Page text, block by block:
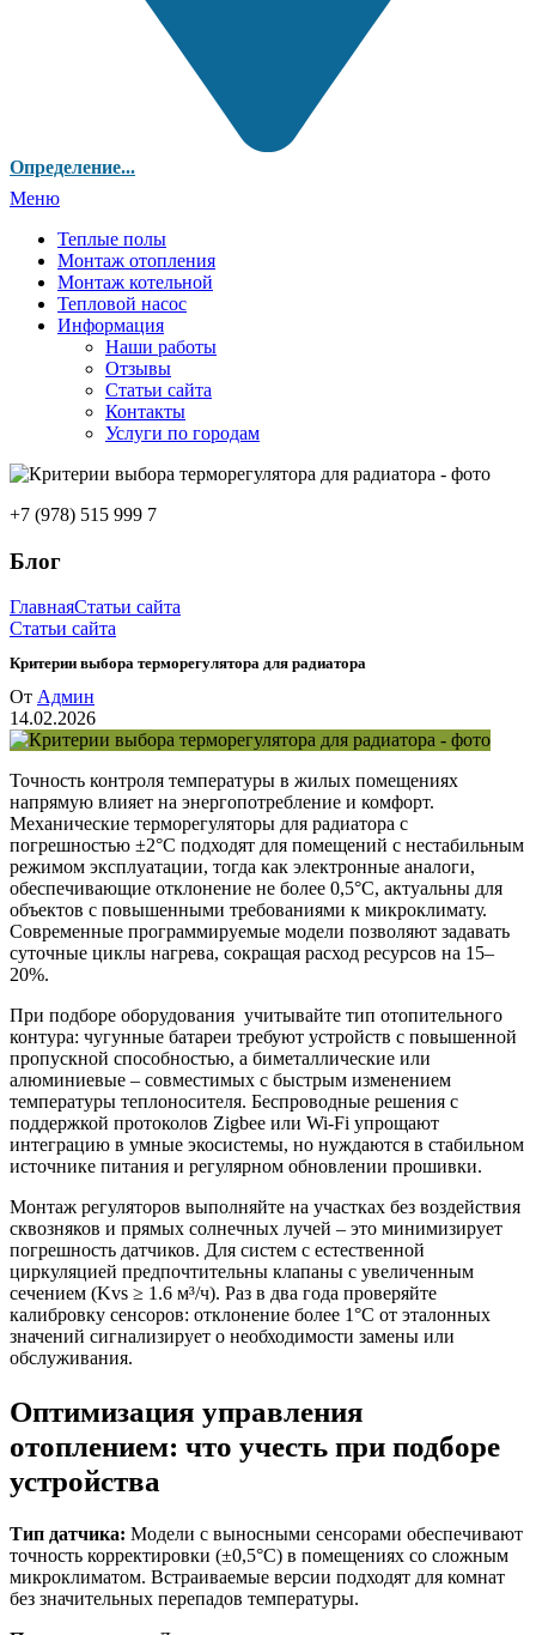
Определение...
Меню
Теплые полы
Монтаж отопления
Монтаж котельной
Тепловой насос
Информация
Наши работы
Отзывы
Статьи сайта
Контакты
Услуги по городам
+7 (978) 515 999 7
Блог
ГлавнаяСтатьи сайта
Статьи сайта
Критерии выбора терморегулятора для радиатора
От Админ
14.02.2026
Точность контроля температуры в жилых помещениях
напрямую влияет на энергопотребление и комфорт.
Механические терморегуляторы для радиатора с
погрешностью ±2°C подходят для помещений с нестабильным
режимом эксплуатации, тогда как электронные аналоги,
обеспечивающие отклонение не более 0,5°C, актуальны для
объектов с повышенными требованиями к микроклимату.
Современные программируемые модели позволяют задавать
суточные циклы нагрева, сокращая расход ресурсов на 15–
20%.
При подборе оборудования учитывайте тип отопительного
контура: чугунные батареи требуют устройств с повышенной
пропускной способностью, а биметаллические или
алюминиевые – совместимых с быстрым изменением
температуры теплоносителя. Беспроводные решения с
поддержкой протоколов Zigbee или Wi-Fi упрощают
интеграцию в умные экосистемы, но нуждаются в стабильном
источнике питания и регулярном обновлении прошивки.
Монтаж регуляторов выполняйте на участках без воздействия
сквозняков и прямых солнечных лучей – это минимизирует
погрешность датчиков. Для систем с естественной
циркуляцией предпочтительны клапаны с увеличенным
сечением (Kvs ≥ 1.6 м³/ч). Раз в два года проверяйте
калибровку сенсоров: отклонение более 1°C от эталонных
значений сигнализирует о необходимости замены или
обслуживания.
Оптимизация управления
отоплением: что учесть при подборе
устройства
Тип датчика: Модели с выносными сенсорами обеспечивают
точность корректировки (±0,5°C) в помещениях со сложным
микроклиматом. Встраиваемые версии подходят для комнат
без значительных перепадов температуры.